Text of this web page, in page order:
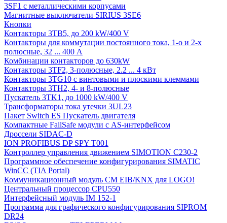
3SF1 с металлическими корпусами
Магнитные выключатели SIRIUS 3SE6
Кнопки
Контакторы 3TB5, до 200 kW/400 V
Контакторы для коммутации постоянного тока, 1-о и 2-х
полюсные, 32 ... 400 A
Комбинации контакторов до 630kW
Контакторы 3TF2, 3-полюсные, 2.2 ... 4 кВт
Контакторы 3TG10 c винтовыми и плоскими клеммами
Контакторы 3TH2, 4- и 8-полюсные
Пускатель 3TK1, до 1000 kW/400 V
Трансформаторы тока утечки 3UL23
Пакет Switch ES Пускатель двигателя
Компактные FailSafe модули с AS-интерфейсом
Дроссели SIDAC-D
ION PROFIBUS DP SPY T001
Контроллер управления движением SIMOTION C230-2
Программное обеспечение конфигурирования SIMATIC
WinCC (TIA Portal)
Коммуникационный модуль CM EIB/KNX для LOGO!
Центральный процессор CPU550
Интерфейсный модуль IM 152-1
Программа для графического конфигурирования SIPROM
DR24